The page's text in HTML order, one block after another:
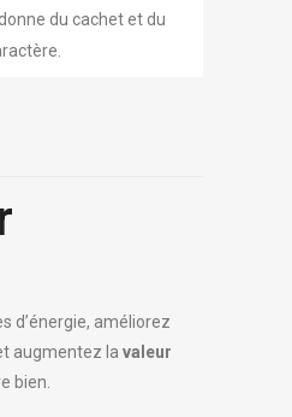
du cachet et du
d’énergie, améliorez
augmentez la valeur
bien.